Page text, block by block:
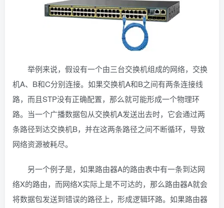
举例来说，假设有一个由三台交换机组成的网络，交换
机A、B和C分别连接。如果交换机A和B之间有两条连接线
路，而且STP没有正确配置，那么就可能形成一个物理环
路。当一个广播数据包从交换机A发送出去时，它会通过两
条路径到达交换机B，并在这两条路径之间不断循环，导致
网络资源被耗尽。
另一个例子是，如果路由器A的路由表中有一条到达网
络X的路由，而网络X实际上是不可达的，那么路由器A就会
将数据包发送到错误的路径上，形成逻辑环路。如果路由器